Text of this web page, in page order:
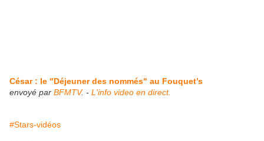
César : le "Déjeuner des nommés" au Fouquet’s
envoyé par BFMTV. - L'info video en direct.
#Stars-vidéos